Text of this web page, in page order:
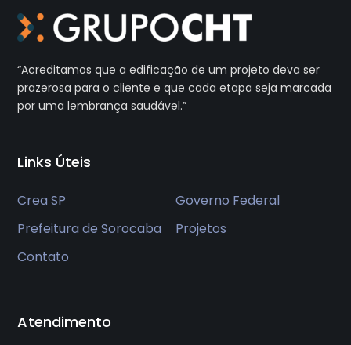
“Acreditamos que a edificação de um projeto deva ser
prazerosa para o cliente e que cada etapa seja marcada
por uma lembrança saudável.”
Links Úteis
Crea SP
Governo Federal
Prefeitura de Sorocaba
Projetos
Contato
Atendimento